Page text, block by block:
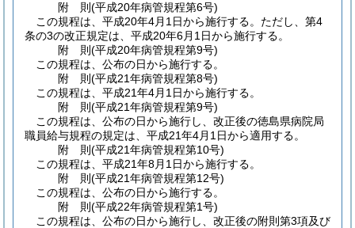
附 則(平成20年病管規程第6号)
この規程は、平成20年4月1日から施行する。 ただし、第4
条の3の改正規定は、平成20年6月1日から施行する。
附 則(平成20年病管規程第9号)
この規程は、公布の日から施行する。
附 則(平成21年病管規程第8号)
この規程は、平成21年4月1日から施行する。
附 則(平成21年病管規程第9号)
この規程は、公布の日から施行し、改正後の徳島県病院局
職員給与規程の規定は、平成21年4月1日から適用する。
附 則(平成21年病管規程第10号)
この規程は、平成21年8月1日から施行する。
附 則(平成21年病管規程第12号)
この規程は、公布の日から施行する。
附 則(平成22年病管規程第1号)
この規程は、公布の日から施行し、改正後の附則第3項及び